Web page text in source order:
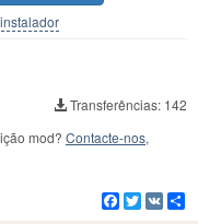
Transferências: 142
mod? Contacte-nos,
Facebook
Twitter
VK